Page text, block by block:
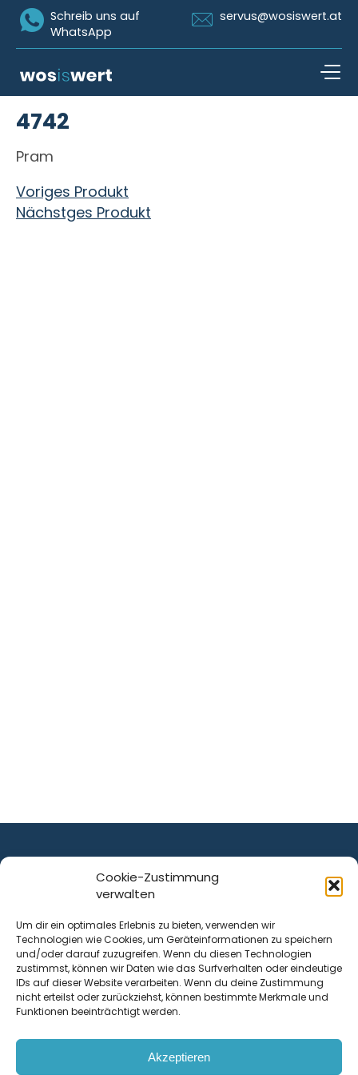
Cookie-Zustimmung
verwalten
Um dir ein optimales Erlebnis zu bieten, verwenden wir
Technologien wie Cookies, um Geräteinformationen zu speichern
und/oder darauf zuzugreifen. Wenn du diesen Technologien
zustimmst, können wir Daten wie das Surfverhalten oder eindeutige
IDs auf dieser Website verarbeiten. Wenn du deine Zustimmung
nicht erteilst oder zurückziehst, können bestimmte Merkmale und
Funktionen beeinträchtigt werden.
Akzeptieren
Icon Whatsapp
Schreib uns auf
WhatsApp
Icon Email
servus@wosiswert.at
4742
Pram
Beitragsnavigation
Voriges Produkt
Nächstges Produkt
ist ein Service von
Krenn Real GmbH
Tischlerstraße 12
4050Traun| Österreich
Kontakt